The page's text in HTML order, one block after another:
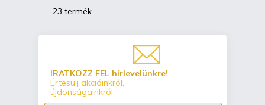
23 termék
IRATKOZZ FEL hírlevelünkre!
Értesülj akcióinkról,
újdonságainkról.